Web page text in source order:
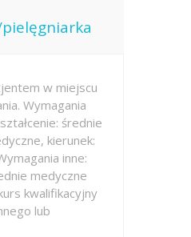
w miejscu
Wymagania
średnie
kierunek:
inne:
medyczne
kwalifikacyjny
lub